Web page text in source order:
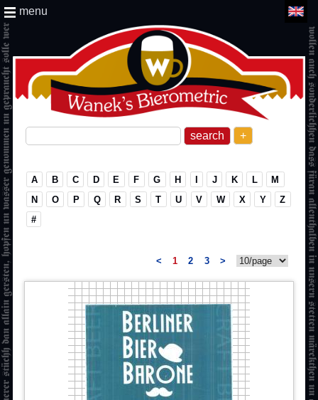
+
menu
A B C D E F G H I J K L
M
N
O P Q R S T U V W X Y
Z
#
< 1 2 3 >